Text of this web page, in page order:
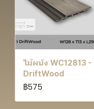
ไม้ผนัง WC12813 -
DriftWood
฿575